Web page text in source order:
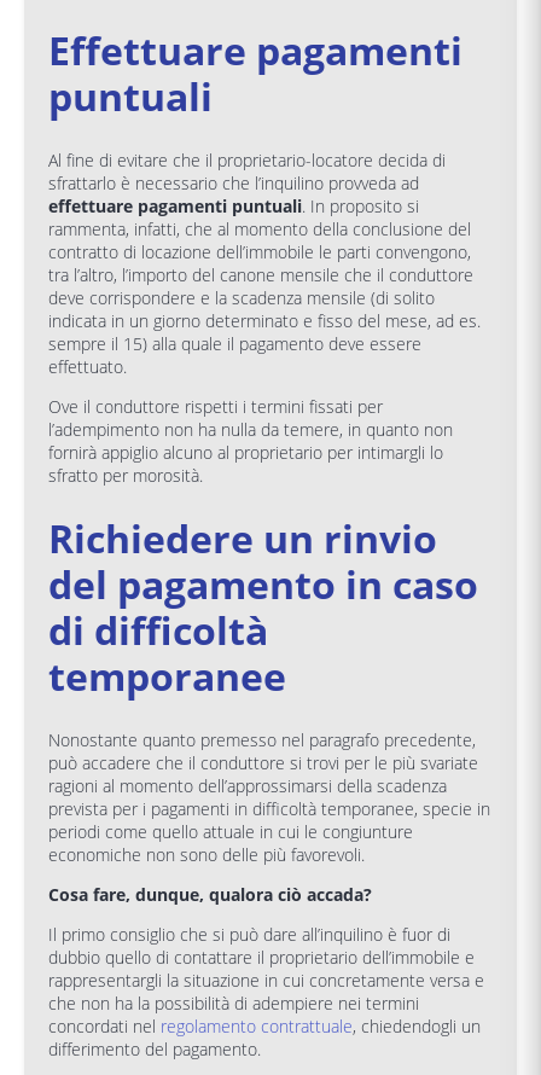
Effettuare pagamenti
puntuali
Al fine di evitare che il proprietario-locatore decida di
sfrattarlo è necessario che l’inquilino provveda ad
effettuare pagamenti puntuali. In proposito si
rammenta, infatti, che al momento della conclusione del
contratto di locazione dell’immobile le parti convengono,
tra l’altro, l’importo del canone mensile che il conduttore
deve corrispondere e la scadenza mensile (di solito
indicata in un giorno determinato e fisso del mese, ad es.
sempre il 15) alla quale il pagamento deve essere
effettuato.
Ove il conduttore rispetti i termini fissati per
l’adempimento non ha nulla da temere, in quanto non
fornirà appiglio alcuno al proprietario per intimargli lo
sfratto per morosità.
Richiedere un rinvio
del pagamento in caso
di difficoltà
temporanee
Nonostante quanto premesso nel paragrafo precedente,
può accadere che il conduttore si trovi per le più svariate
ragioni al momento dell’approssimarsi della scadenza
prevista per i pagamenti in difficoltà temporanee, specie in
periodi come quello attuale in cui le congiunture
economiche non sono delle più favorevoli.
Cosa fare, dunque, qualora ciò accada?
Il primo consiglio che si può dare all’inquilino è fuor di
dubbio quello di contattare il proprietario dell’immobile e
rappresentargli la situazione in cui concretamente versa e
che non ha la possibilità di adempiere nei termini
concordati nel regolamento contrattuale, chiedendogli un
differimento del pagamento.